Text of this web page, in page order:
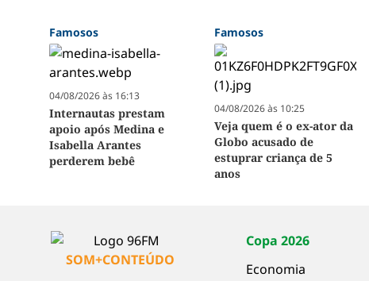
Famosos
04/08/2026 às 16:13
Internautas prestam
apoio após Medina e
Isabella Arantes
perderem bebê
Famosos
04/08/2026 às 10:25
Veja quem é o ex-ator da
Globo acusado de
estuprar criança de 5
anos
SOM+CONTEÚDO
Copa 2026
Economia